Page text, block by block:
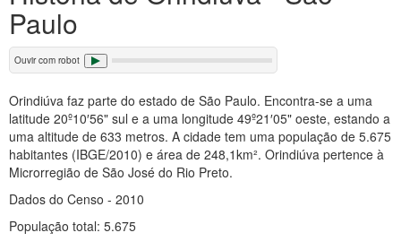
Paulo
Ouvir com robot
Orindiúva faz parte do estado de São Paulo. Encontra-se a uma
latitude 20º10′56" sul e a uma longitude 49º21′05" oeste, estando a
uma altitude de 633 metros. A cidade tem uma população de 5.675
habitantes (IBGE/2010) e área de 248,1km². Orindiúva pertence à
Microrregião de São José do Rio Preto.
Dados do Censo - 2010
População total: 5.675